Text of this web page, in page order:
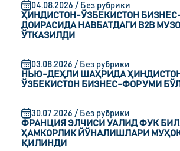
04.08.2026 / Без рубрики
ҲИНДИСТОН-ЎЗБЕКИСТОН
ДОИРАСИДА НАВБАТДАГИ B2B
ЎТКАЗИЛДИ
03.08.2026 / Без рубрики
НЬЮ-ДЕҲЛИ ШАҲРИДА
ЎЗБЕКИСТОН БИЗНЕС-ФОРУМИ
30.07.2026 / Без рубрики
ФРАНЦИЯ ЭЛЧИСИ УАЛИД ФУК
ҲАМКОРЛИК ЙЎНАЛИШЛАРИ
ҚИЛИНДИ